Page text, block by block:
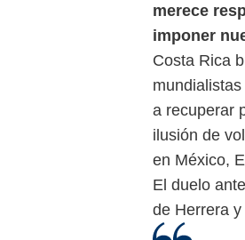
merece
imponer
Costa Rica
a recuperar
ilusión de
en México,
El duelo
de Herrera